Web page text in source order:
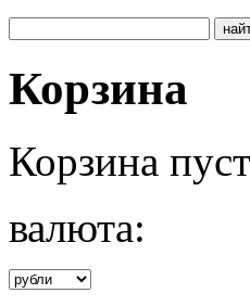
Корзина
Корзина
валюта: